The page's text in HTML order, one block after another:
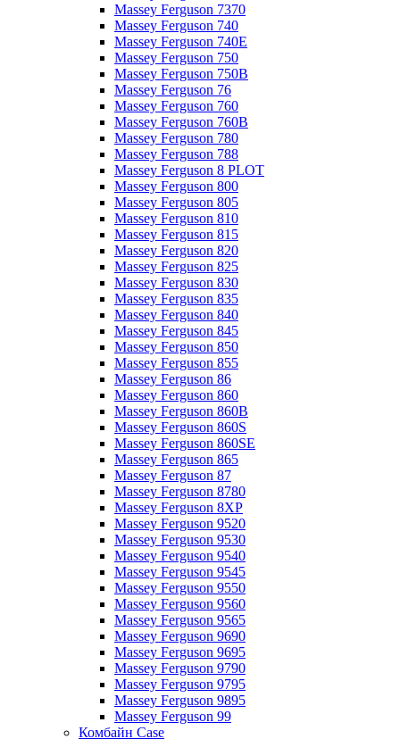
Massey Ferguson 7370
Massey Ferguson 740
Massey Ferguson 740E
Massey Ferguson 750
Massey Ferguson 750B
Massey Ferguson 76
Massey Ferguson 760
Massey Ferguson 760B
Massey Ferguson 780
Massey Ferguson 788
Massey Ferguson 8 PLOT
Massey Ferguson 800
Massey Ferguson 805
Massey Ferguson 810
Massey Ferguson 815
Massey Ferguson 820
Massey Ferguson 825
Massey Ferguson 830
Massey Ferguson 835
Massey Ferguson 840
Massey Ferguson 845
Massey Ferguson 850
Massey Ferguson 855
Massey Ferguson 86
Massey Ferguson 860
Massey Ferguson 860B
Massey Ferguson 860S
Massey Ferguson 860SE
Massey Ferguson 865
Massey Ferguson 87
Massey Ferguson 8780
Massey Ferguson 8XP
Massey Ferguson 9520
Massey Ferguson 9530
Massey Ferguson 9540
Massey Ferguson 9545
Massey Ferguson 9550
Massey Ferguson 9560
Massey Ferguson 9565
Massey Ferguson 9690
Massey Ferguson 9695
Massey Ferguson 9790
Massey Ferguson 9795
Massey Ferguson 9895
Massey Ferguson 99
Комбайн Case